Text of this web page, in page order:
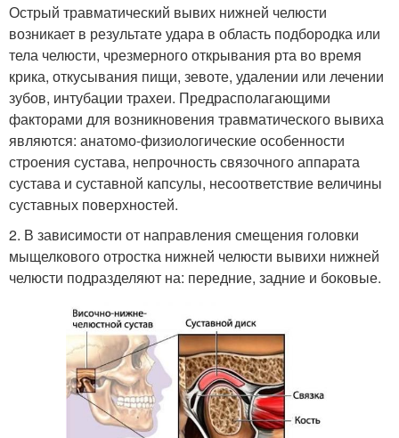
Острый травматический вывих нижней челюсти
возникает в результате удара в область подбородка или
тела челюсти, чрезмерного открывания рта во время
крика, откусывания пищи, зевоте, удалении или лечении
зубов, интубации трахеи. Предрасполагающими
факторами для возникновения травматического вывиха
являются: анатомо-физиологические особенности
строения сустава, непрочность связочного аппарата
сустава и суставной капсулы, несоответствие величины
суставных поверхностей.
2. В зависимости от направления смещения головки
мыщелкового отростка нижней челюсти вывихи нижней
челюсти подразделяют на: передние, задние и боковые.